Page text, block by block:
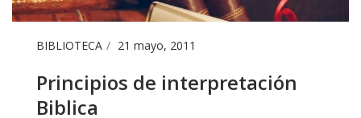
BIBLIOTECA 21 mayo, 2011
Principios de interpretación
Biblica